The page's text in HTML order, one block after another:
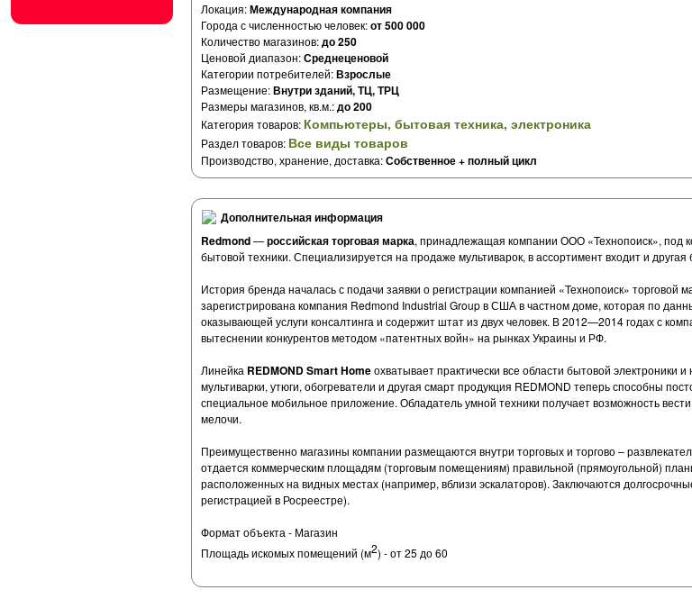
Локация:Международная компания
Города с численностью человек:от 500 000
Количество магазинов:до 250
Ценовой диапазон:Среднеценовой
Категории потребителей:Взрослые
Размещение:Внутри зданий, ТЦ, ТРЦ
Размеры магазинов, кв.м.:до 200
Категория товаров: Компьютеры, бытовая техника, электроника
Раздел товаров: Все виды товаров
Производство, хранение, доставка:Собственное + полный цикл
Дополнительная информация
Redmond—российская торговая марка, принадлежащая компании ООО «Технопоиск», под
бытовой техники. Специализируется на продаже мультиварок, в ассортимент входит и другая
История бренда началась с подачи заявки о регистрации компанией «Технопоиск» торговой
зарегистрирована компания Redmond Industrial Group в США в частном доме, которая по
оказывающей услуги консалтинга и содержит штат из двух человек. В 2012—2014 годах с
вытеснении конкурентов методом «патентных войн» на рынках Украины и РФ.
Линейка REDMOND Smart Homeохватывает практически все области бытовой электроники
мультиварки, утюги, обогреватели и другая смарт продукция REDMOND теперь способны
специальное мобильное приложение. Обладатель умной техники получает возможность
мелочи.
Преимущественно магазины компании размещаются внутри торговых и торгово –
отдается коммерческим площадям (торговым помещениям) правильной (прямоугольной)
расположенных на видных местах (например, вблизи эскалаторов). Заключаются
регистрацией в Росреестре).
Формат объекта - Магазин
Площадь искомых помещений (м2) - от 25 до 60